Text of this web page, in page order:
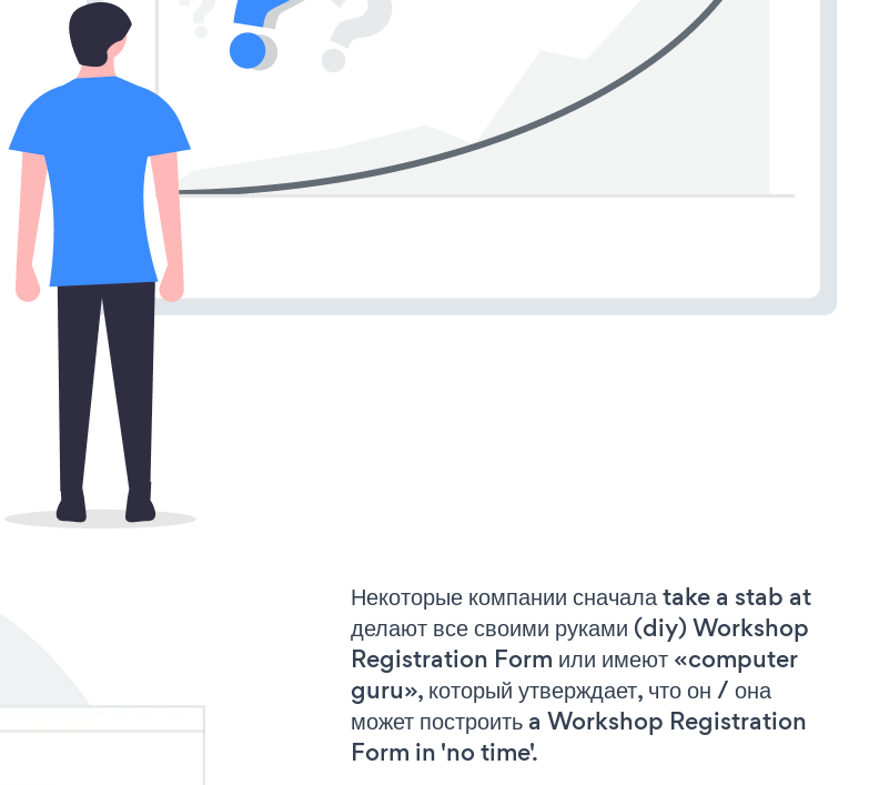
Некоторые компании сначала take a stab at
делают все своими руками (diy) Workshop
Registration Form или имеют «computer
guru», который утверждает, что он / она
может построить a Workshop Registration
Form in 'no time'.